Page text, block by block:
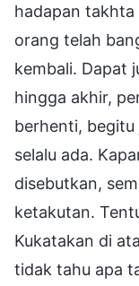
hadapan takhta
orang telah
kembali. Dapat
hingga akhir,
berhenti,
selalu ada.
disebutkan,
ketakutan.
Kukatakan di
tidak tahu apa